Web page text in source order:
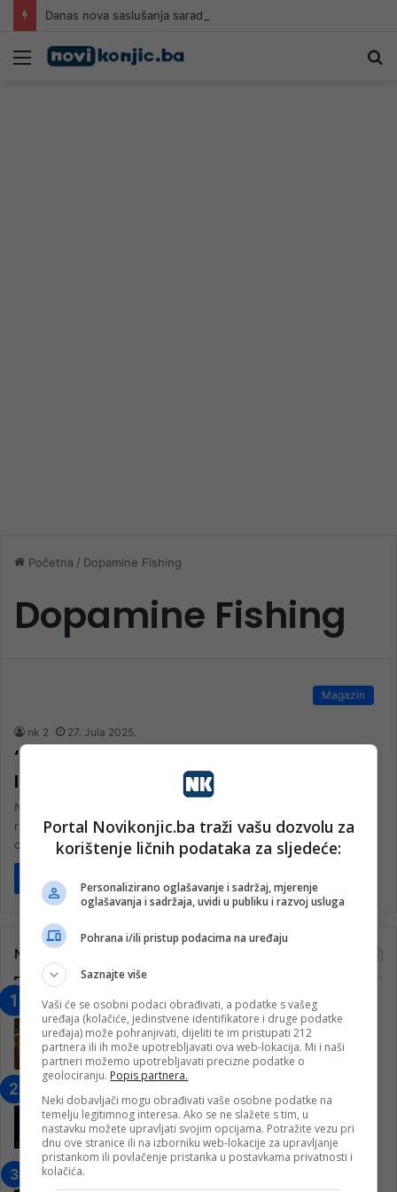
Meni
Početna / Dopamine Fishing
Dopamine Fishing
Magazin
nk 2 27. Jula 2025.
‘Akcija’ u Neretvi: Pogledajte kako zmija
lovi svoj plijen
Na TikTok profilu Dopamine Fishing pojavio se video snimljen na
rijeci Neretvi, koji prikazuje izvanrednu scenu prirode u akciji. U
centru pažnje…
Pročitaj više
Najčitanije
“Obrazovanje gradi BiH-Jovan Divjak“
– Konjic je u posljednje 22 godine imao
25 ​​stipendista
15. Februara 2023.
Konjičanke cvijećem i besplatnim
ulazom na utakmicu
7. Marta 2025.
Portal Novikonjic.ba traži vašu dozvolu za
korištenje ličnih podataka za sljedeće:
Personalizirano oglašavanje i sadržaj, mjerenje
oglašavanja i sadržaja, uvidi u publiku i razvoj usluga
Pohrana i/ili pristup podacima na uređaju
Saznajte više
Vaši će se osobni podaci obrađivati, a podatke s vašeg
uređaja (kolačiće, jedinstvene identifikatore i druge podatke
uređaja) može pohranjivati, dijeliti te im pristupati 212
partnera ili ih može upotrebljavati ova web-lokacija. Mi i naši
partneri možemo upotrebljavati precizne podatke o
geolociranju. Popis partnera.
Neki dobavljači mogu obrađivati vaše osobne podatke na
temelju legitimnog interesa. Ako se ne slažete s tim, u
nastavku možete upravljati svojim opcijama. Potražite vezu pri
dnu ove stranice ili na izborniku web-lokacije za upravljanje
pristankom ili povlačenje pristanka u postavkama privatnosti i
kolačića.